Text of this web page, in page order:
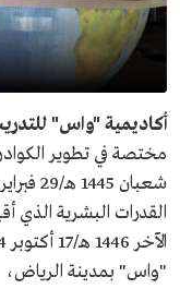
أكاديمية "واس"
"واس" بمدينة الرياض،